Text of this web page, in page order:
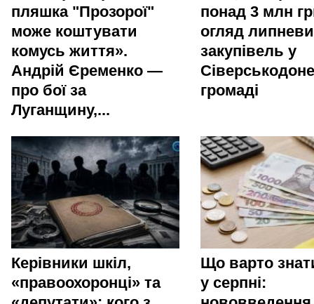
пляшка "Прозорої"
може коштувати
комусь життя».
Андрій Єременко —
про бої за
Луганщину,...
понад 3 млн
огляд
закупівель у
громаді
Керівники шкіл,
«правоохоронці» та
Що варто
у серпні: